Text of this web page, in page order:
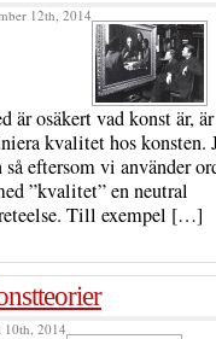
12th, 2014
osäkert vad konst är,
kvalitet hos konsten.
eftersom vi använder
”kvalitet” en neutral
Till exempel […]
10th, 2014